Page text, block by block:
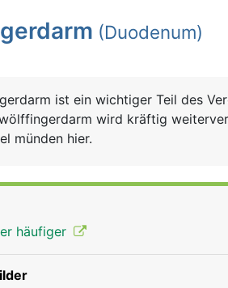
(Duodenum)
ist ein wichtiger Teil des
wird kräftig
münden hier.
häufiger